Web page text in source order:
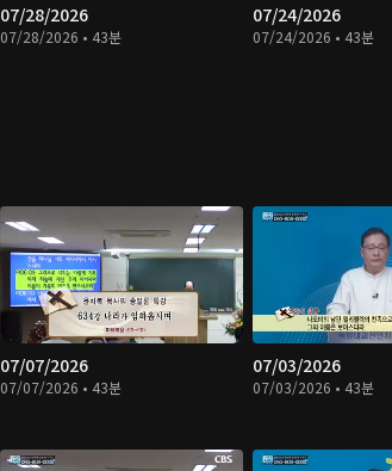
07/28/2026
07/28/2026 • 43분
07/24/2026
07/24/2026 • 43분
07/07/2026
07/07/2026 • 43분
07/03/2026
07/03/2026 • 43분